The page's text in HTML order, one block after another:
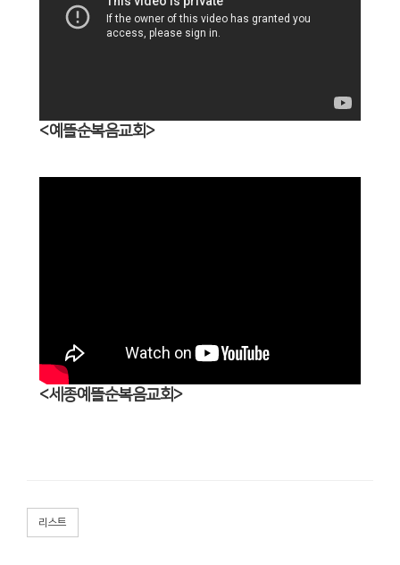
<예뜰순복음교회>
<세종예뜰순복음교회>
리스트